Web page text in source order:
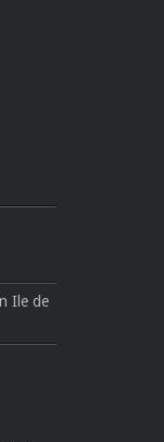
Ile de